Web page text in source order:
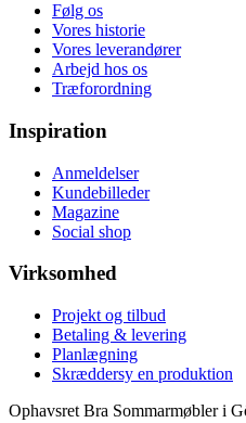
Følg os
Vores historie
Vores leverandører
Arbejd hos os
Træforordning
Inspiration
Anmeldelser
Kundebilleder
Magazine
Social shop
Virksomhed
Projekt og tilbud
Betaling & levering
Planlægning
Skræddersy en produktion
Ophavsret Bra Sommarmøbler i